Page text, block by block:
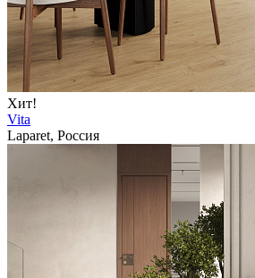
Хит!
Vita
Laparet, Россия